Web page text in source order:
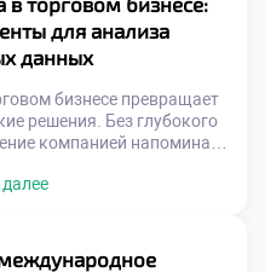
функционирует как
система. Национальные
[…]
для анализа
данных
бизнесе превращает
решения. Без глубокого
компанией напоминает
подход
от убыточных.
огромные массивы
структурировать эти
навыком. Аналитик